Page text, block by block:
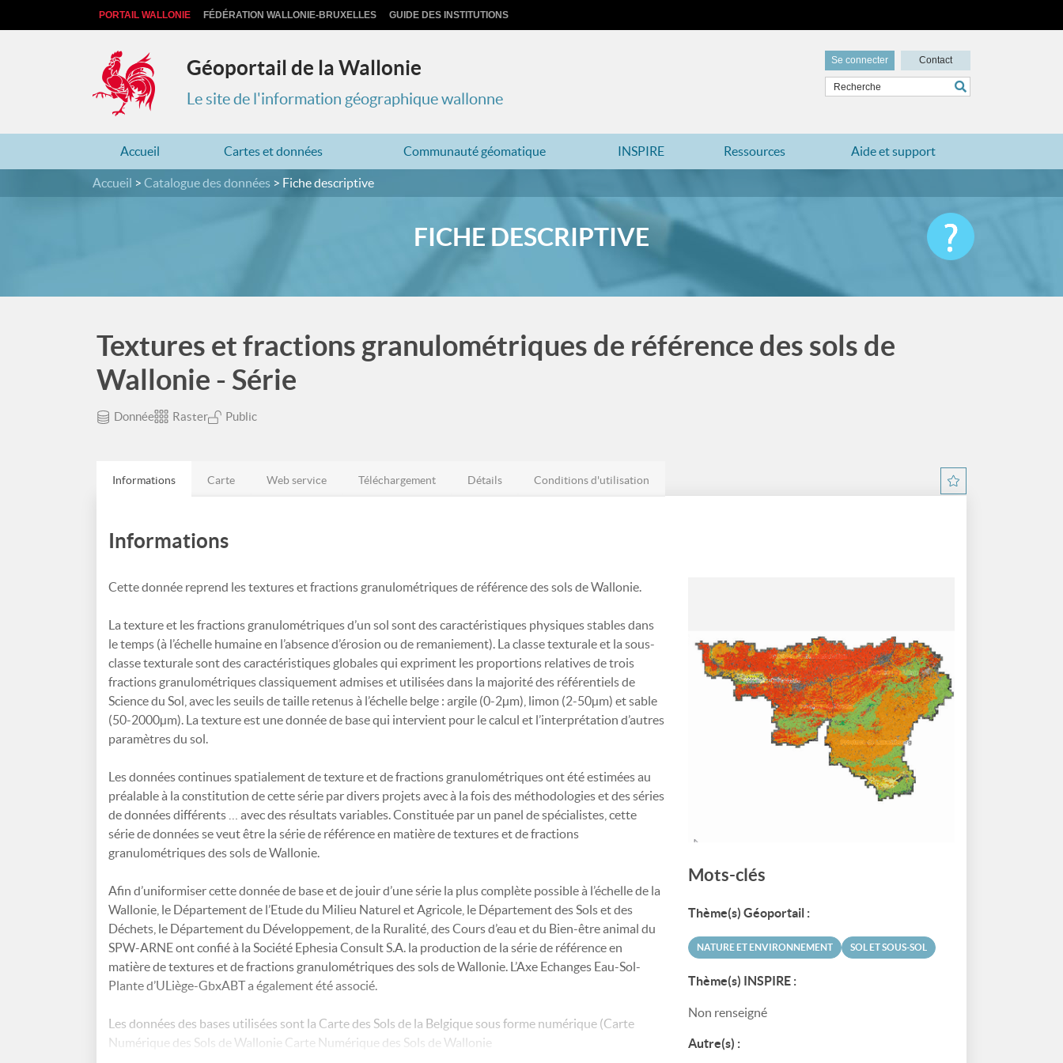
PORTAIL WALLONIE FÉDÉRATION WALLONIE-BRUXELLES GUIDE DES INSTITUTIONS
Géoportail de la Wallonie
Le site de l'information géographique wallonne
Se connecter Contact
Accueil Cartes et données Communauté géomatique INSPIRE Ressources Aide et support
Accueil Catalogue des données Fiche descriptive
FICHE DESCRIPTIVE
Textures et fractions granulométriques de référence des sols de
Wallonie - Série
Donnée Raster Public
Informations Carte Web service Téléchargement Détails Conditions d'utilisation
Informations
Cette donnée reprend les textures et fractions granulométriques de référence des sols de Wallonie.
La texture et les fractions granulométriques d’un sol sont des caractéristiques physiques stables dans
le temps (à l’échelle humaine en l’absence d’érosion ou de remaniement). La classe texturale et la sous-
classe texturale sont des caractéristiques globales qui expriment les proportions relatives de trois
fractions granulométriques classiquement admises et utilisées dans la majorité des référentiels de
Science du Sol, avec les seuils de taille retenus à l’échelle belge : argile (0-2µm), limon (2-50µm) et sable
(50-2000µm). La texture est une donnée de base qui intervient pour le calcul et l’interprétation d’autres
paramètres du sol.
Les données continues spatialement de texture et de fractions granulométriques ont été estimées au
préalable à la constitution de cette série par divers projets avec à la fois des méthodologies et des séries
de données différents … avec des résultats variables. Constituée par un panel de spécialistes, cette
série de données se veut être la série de référence en matière de textures et de fractions
granulométriques des sols de Wallonie.
Afin d’uniformiser cette donnée de base et de jouir d’une série la plus complète possible à l’échelle de la
Wallonie, le Département de l’Etude du Milieu Naturel et Agricole, le Département des Sols et des
Déchets, le Département du Développement, de la Ruralité, des Cours d’eau et du Bien-être animal du
SPW-ARNE ont confié à la Société Ephesia Consult S.A. la production de la série de référence en
matière de textures et de fractions granulométriques des sols de Wallonie. L’Axe Echanges Eau-Sol-
Plante d’ULiège-GbxABT a également été associé.
Les données des bases utilisées sont la Carte des Sols de la Belgique sous forme numérique (Carte
Numérique des Sols de Wallonie Carte Numérique des Sols de Wallonie
Mots-clés
Thème(s) Géoportail :
NATURE ET ENVIRONNEMENT SOL ET SOUS-SOL
Thème(s) INSPIRE :
Non renseigné
Autre(s) :